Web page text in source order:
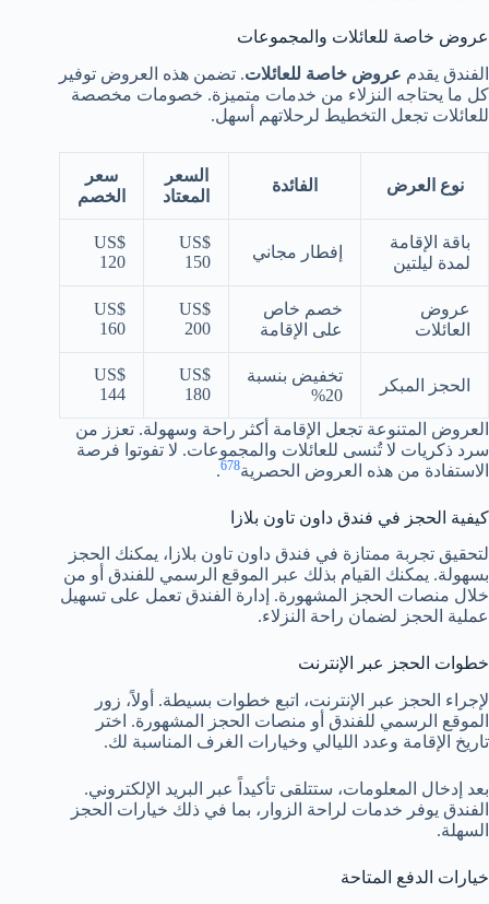
عروض خاصة للعائلات والمجموعات
الفندق يقدم عروض خاصة للعائلات. تضمن هذه العروض توفير
كل ما يحتاجه النزلاء من خدمات متميزة. خصومات مخصصة
للعائلات تجعل التخطيط لرحلاتهم أسهل.
نوع العرض الفائدة
السعر
المعتاد
سعر
الخصم
باقة الإقامة
لمدة ليلتين
إفطار مجاني
US$
150
US$
120
عروض
العائلات
خصم خاص
على الإقامة
US$
200
US$
160
الحجز المبكر
تخفيض بنسبة
20%
US$
180
US$
144
العروض المتنوعة تجعل الإقامة أكثر راحة وسهولة. تعزز من
سرد ذكريات لا تُنسى للعائلات والمجموعات. لا تفوتوا فرصة
الاستفادة من هذه العروض الحصرية
678
.
كيفية الحجز في فندق داون تاون بلازا
لتحقيق تجربة ممتازة في فندق داون تاون بلازا، يمكنك الحجز
بسهولة. يمكنك القيام بذلك عبر الموقع الرسمي للفندق أو من
خلال منصات الحجز المشهورة. إدارة الفندق تعمل على تسهيل
عملية الحجز لضمان راحة النزلاء.
خطوات الحجز عبر الإنترنت
لإجراء الحجز عبر الإنترنت، اتبع خطوات بسيطة. أولاً، زور
الموقع الرسمي للفندق أو منصات الحجز المشهورة. اختر
تاريخ الإقامة وعدد الليالي وخيارات الغرف المناسبة لك.
بعد إدخال المعلومات، ستتلقى تأكيداً عبر البريد الإلكتروني.
الفندق يوفر خدمات لراحة الزوار، بما في ذلك خيارات الحجز
السهلة.
خيارات الدفع المتاحة